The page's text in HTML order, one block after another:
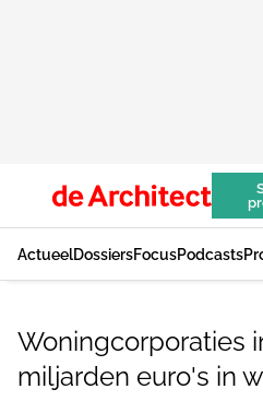
ActueelDossiersFocusPodcasts
Woningcorporaties
miljarden euro's in